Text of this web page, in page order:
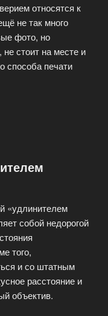
относятся к
не так много
фото, но
стоит на месте и
способа печати
«удлинителем
собой недорогой
того,
и со штатным
расстояние и
объектив.